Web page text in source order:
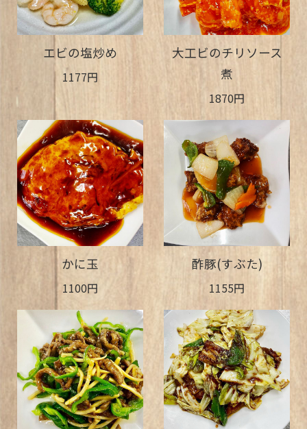
エビの塩炒め
1177円
大工ビのチリソース
煮
1870円
かに玉
1100円
酢豚(すぶた)
1155円